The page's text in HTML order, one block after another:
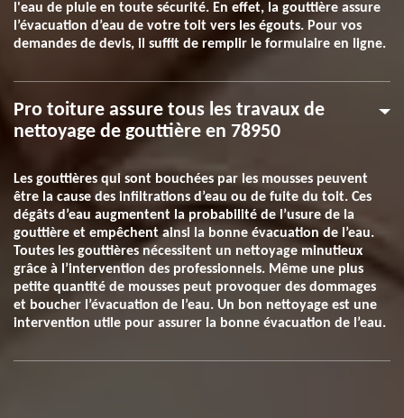
l'eau de pluie en toute sécurité. En effet, la gouttière assure
l’évacuation d’eau de votre toit vers les égouts. Pour vos
demandes de devis, il suffit de remplir le formulaire en ligne.
Pro toiture assure tous les travaux de
nettoyage de gouttière en 78950
Les gouttières qui sont bouchées par les mousses peuvent
être la cause des infiltrations d’eau ou de fuite du toit. Ces
dégâts d’eau augmentent la probabilité de l’usure de la
gouttière et empêchent ainsi la bonne évacuation de l’eau.
Toutes les gouttières nécessitent un nettoyage minutieux
grâce à l’intervention des professionnels. Même une plus
petite quantité de mousses peut provoquer des dommages
et boucher l’évacuation de l’eau. Un bon nettoyage est une
intervention utile pour assurer la bonne évacuation de l’eau.